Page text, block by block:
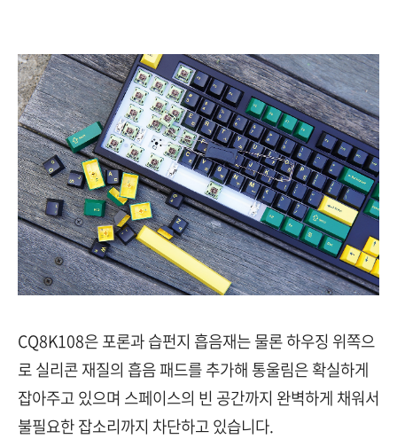
CQ8K108은 포론과 습펀지 흡음재는 물론 하우징 위쪽으
로 실리콘 재질의 흡음 패드를 추가해 통울림은 확실하게
잡아주고 있으며 스페이스의 빈 공간까지 완벽하게 채워서
불필요한 잡소리까지 차단하고 있습니다.